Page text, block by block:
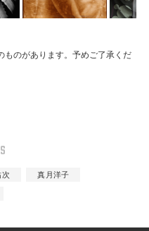
ものがあります。予めご了承くだ
真月洋子